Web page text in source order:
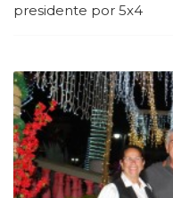
presidente por 5x4